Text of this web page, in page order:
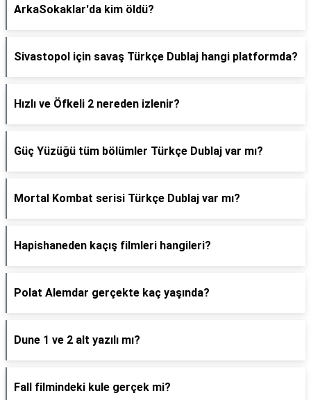
ArkaSokaklar'da kim öldü?
Sivastopol için savaş Türkçe Dublaj hangi platformda?
Hızlı ve Öfkeli 2 nereden izlenir?
Güç Yüzüğü tüm bölümler Türkçe Dublaj var mı?
Mortal Kombat serisi Türkçe Dublaj var mı?
Hapishaneden kaçış filmleri hangileri?
Polat Alemdar gerçekte kaç yaşında?
Dune 1 ve 2 alt yazılı mı?
Fall filmindeki kule gerçek mi?